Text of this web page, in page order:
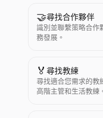
🤝尋找合作夥伴
識別並聯繫策略合
務發展。
🏅 尋找教練
尋找適合您需求的教
高階主管和生活教練